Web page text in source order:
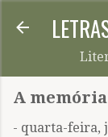
A
- quarta-feira,